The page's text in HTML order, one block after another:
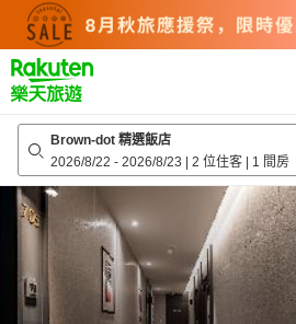
top
page
Brown-dot 精選飯店
2026/8/22 - 2026/8/23 | 2 位住客 | 1 間房